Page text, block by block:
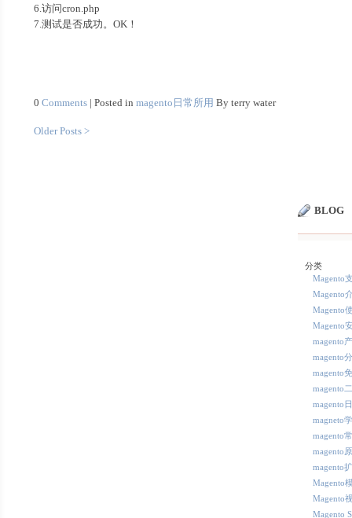
6.访问cron.php
7.测试是否成功。OK！
0Comments | Posted inmagento日常所用 By terry water
Older Posts >
BLOG
分类
Magento
Magento
Magento
Magento
magento
magento
magento
magento
magento
magneto
magento
magento
magento
Magento
Magento
Magento